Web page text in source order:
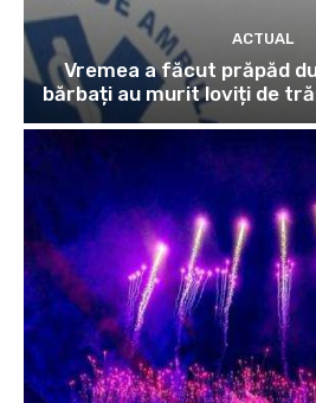
ACTUAL
Vremea a făcut prăpăd
bărbați au murit loviți de